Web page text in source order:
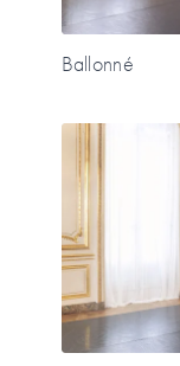
Ballonné